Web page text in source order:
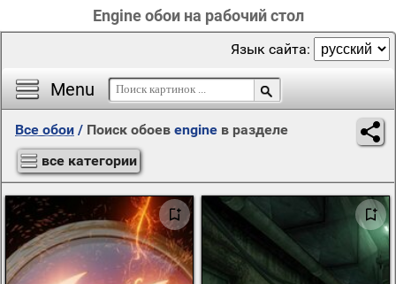
Engine обои на рабочий стол
Menu
Язык сайта:
Все обои / Поиск обоев engine в разделе
все категории